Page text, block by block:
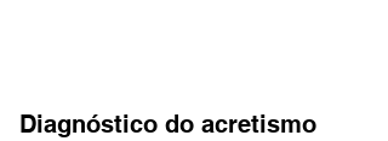
Diagnóstico do acretismo